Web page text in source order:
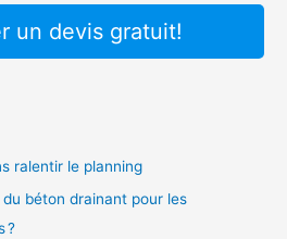
un devis gratuit!
ralentir le planning
béton drainant pour les
?